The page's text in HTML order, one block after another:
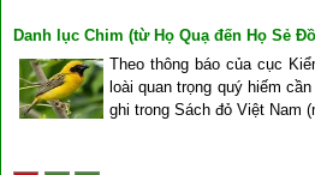
Danh lục Chim (từ Họ Quạ đến Họ Sẻ
Theo thông báo của cục
loài quan trọng quý hiếm
ghi trong Sách đỏ Việt Nam